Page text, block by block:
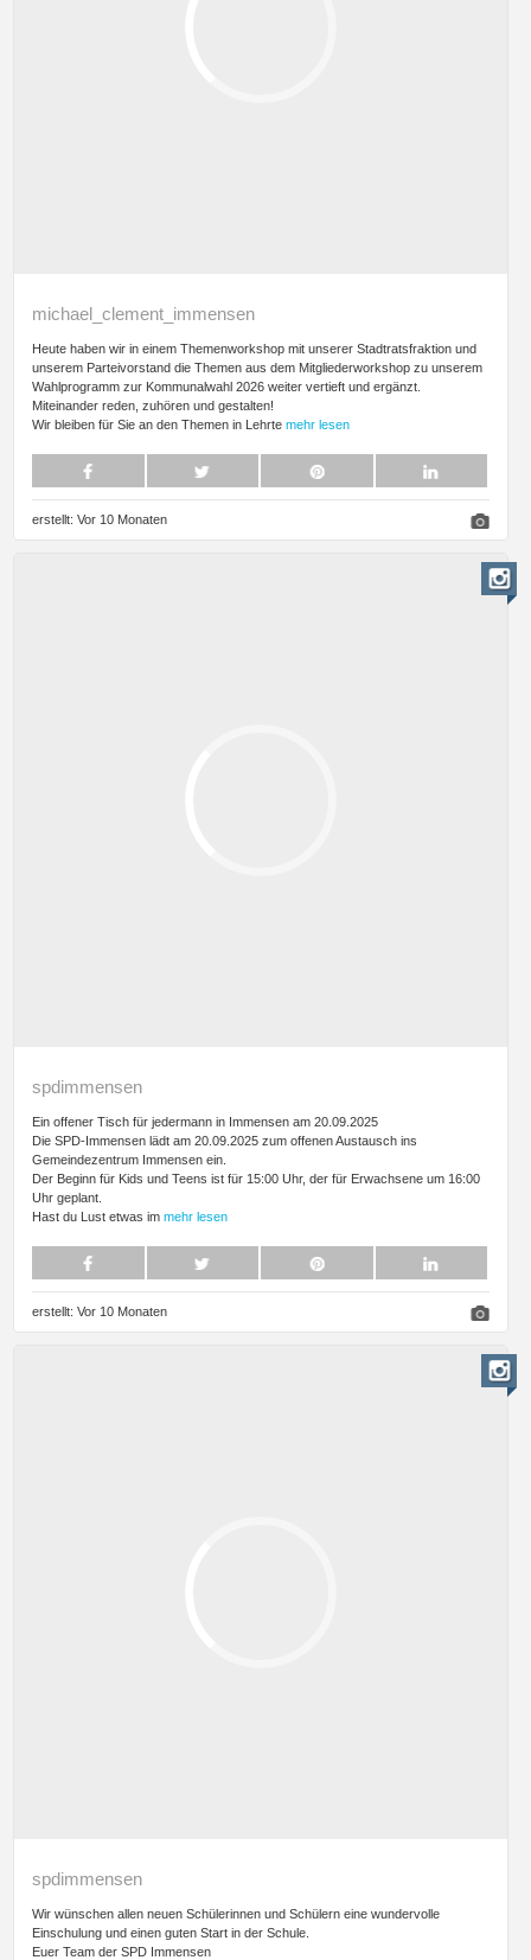
michael_clement_immensen
Heute haben wir in einem Themenworkshop mit unserer Stadtratsfraktion und
unserem Parteivorstand die Themen aus dem Mitgliederworkshop zu unserem
Wahlprogramm zur Kommunalwahl 2026 weiter vertieft und ergänzt.
Miteinander reden, zuhören und gestalten!
Wir bleiben für Sie an den Themen in Lehrte mehr lesen
erstellt: Vor 10 Monaten
spdimmensen
Ein offener Tisch für jedermann in Immensen am 20.09.2025
Die SPD-Immensen lädt am 20.09.2025 zum offenen Austausch ins
Gemeindezentrum Immensen ein.
Der Beginn für Kids und Teens ist für 15:00 Uhr, der für Erwachsene um 16:00
Uhr geplant.
Hast du Lust etwas im mehr lesen
erstellt: Vor 10 Monaten
spdimmensen
Wir wünschen allen neuen Schülerinnen und Schülern eine wundervolle
Einschulung und einen guten Start in der Schule.
Euer Team der SPD Immensen